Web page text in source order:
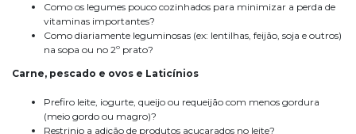
Como os legumes pouco cozinhados para minimizar a perda de
vitaminas importantes?
Como diariamente leguminosas (ex: lentilhas, feijão, soja e outros)
na sopa ou no 2º prato?
Carne, pescado e ovos e Laticínios
Prefiro leite, iogurte, queijo ou requeijão com menos gordura
(meio gordo ou magro)?
Restrinjo a adição de produtos açucarados no leite?